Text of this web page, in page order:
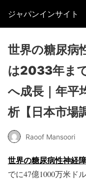
ジャパンインサイト
世界の糖尿病
は2033年ま
へ成長｜年平
析【日本市場
Raoof Mansoori
世界の糖尿病性神経
でに47億1000万米ド